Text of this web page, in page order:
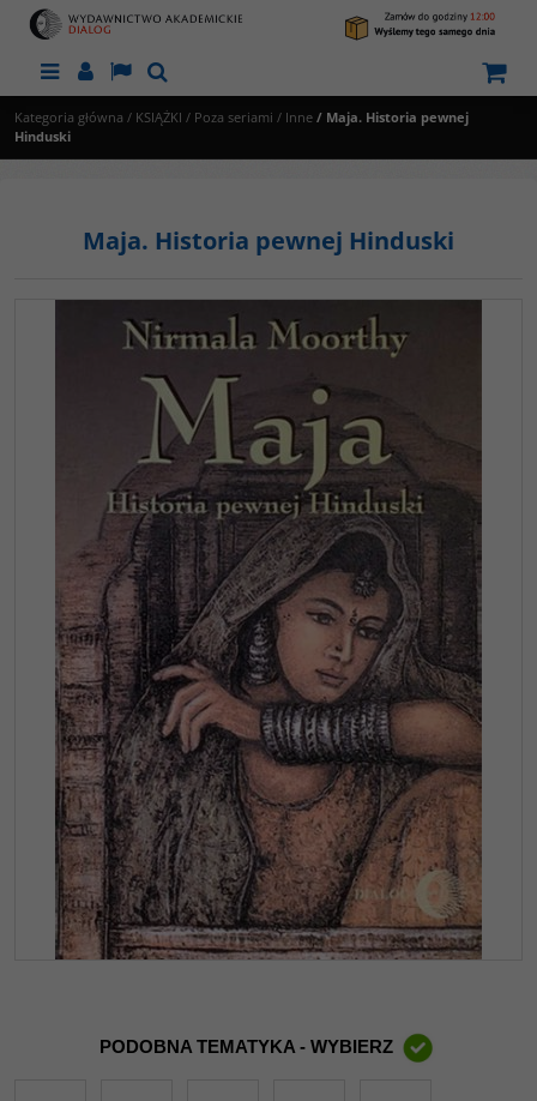
MenuPanelLangSzukaj
Kategoria główna / KSIĄŻKI / Poza seriami / Inne / Maja. Historia pewnej
Hinduski
Maja. Historia pewnej Hinduski
PODOBNA TEMATYKA - WYBIERZ